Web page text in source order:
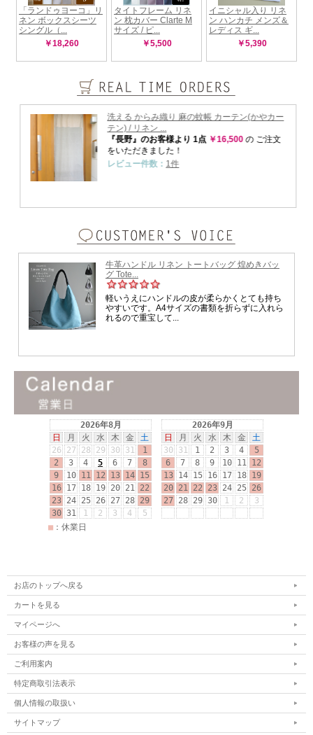
お店のトップへ戻る
カートを見る
マイページへ
お客様の声を見る
ご利用案内
特定商取引法表示
個人情報の取扱い
サイトマップ